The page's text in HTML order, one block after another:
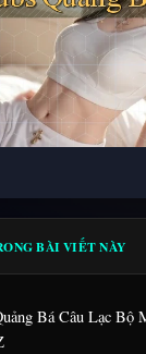
BÀI VIẾT NÀY
Bá Câu Lạc Bộ